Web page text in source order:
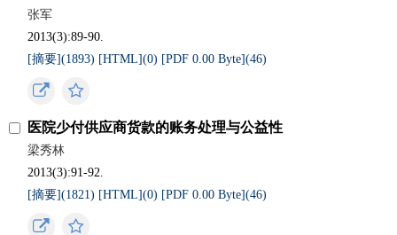
张军
2013(3):89-90.
[摘要](1893) [HTML](0) [PDF 0.00 Byte](46)
医院少付供应商货款的账务处理与公益性
梁秀林
2013(3):91-92.
[摘要](1821) [HTML](0) [PDF 0.00 Byte](46)